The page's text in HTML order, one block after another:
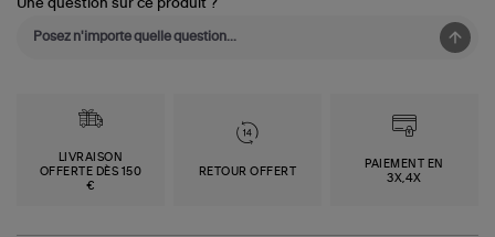
Une question sur ce produit ?
LIVRAISON
OFFERTE DÈS 150
€
RETOUR OFFERT
PAIEMENT EN
3X,4X